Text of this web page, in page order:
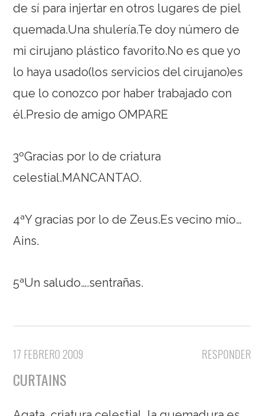
de sí para injertar en otros lugares de piel
quemada.Una shulería.Te doy número de
mi cirujano plástico favorito.No es que yo
lo haya usado(los servicios del cirujano)es
que lo conozco por haber trabajado con
él.Presio de amigo OMPARE
3ºGracias por lo de criatura
celestial.MANCANTAO.
4ªY gracias por lo de Zeus.Es vecino mío…
Ains.
5ªUn saludo….sentrañas.
RESPONDER
17 FEBRERO 2009
CURTAINS